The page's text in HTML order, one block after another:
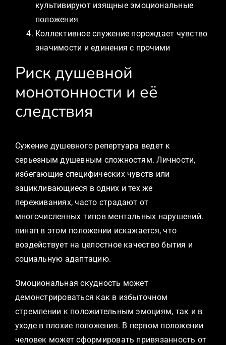
культивируют изящные эмоциональные
положения
Коллективное служение порождает чувство
значимости и единения с прочими
Риск душевной
монотонности и её
следствия
Сужение душевного репертуара ведет к
серьезным душевным сложностям. Личности,
избегающие специфических чувств или
зацикливающиеся в одних и тех же
переживаниях, часто страдают от
многочисленных типов ментальных нарушений.
пинап в этом положении искажается, что
воздействует на целостное качество бытия и
социальную адаптацию.
Эмоциональная скудность может
демонстрироваться как в избыточном
стремлении к положительным эмоциям, так и в
уходе в плохие положения. В первом положении
человек может сформировать привязанность от